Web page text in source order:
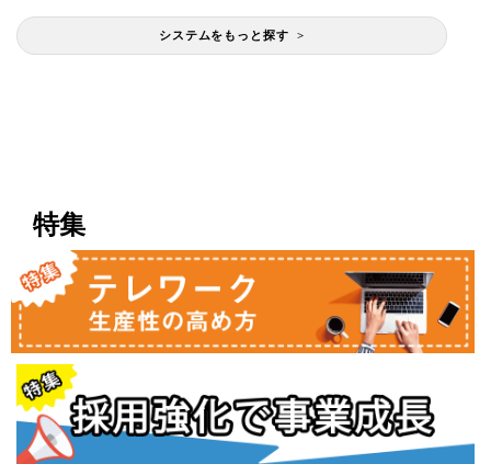
システムをもっと探す >
特集